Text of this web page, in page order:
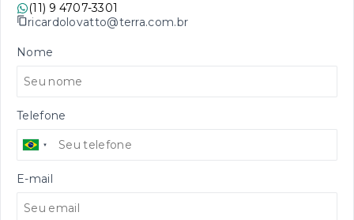
(11) 9 4707-3301
ricardolovatto@terra.com.br
Nome
Telefone
E-mail